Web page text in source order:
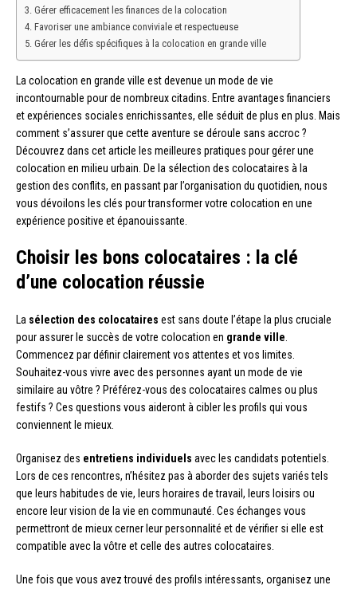
Gérer efficacement les finances de la colocation
Favoriser une ambiance conviviale et respectueuse
Gérer les défis spécifiques à la colocation en grande ville
La colocation en grande ville est devenue un mode de vie
incontournable pour de nombreux citadins. Entre avantages financiers
et expériences sociales enrichissantes, elle séduit de plus en plus. Mais
comment s’assurer que cette aventure se déroule sans accroc ?
Découvrez dans cet article les meilleures pratiques pour gérer une
colocation en milieu urbain. De la sélection des colocataires à la
gestion des conflits, en passant par l’organisation du quotidien, nous
vous dévoilons les clés pour transformer votre colocation en une
expérience positive et épanouissante.
Choisir les bons colocataires : la clé
d’une colocation réussie
La sélection des colocataires est sans doute l’étape la plus cruciale
pour assurer le succès de votre colocation en grande ville
Commencez par définir clairement vos attentes et vos limites.
Souhaitez-vous vivre avec des personnes ayant un mode de vie
similaire au vôtre ? Préférez-vous des colocataires calmes ou plus
festifs ? Ces questions vous aideront à cibler les profils qui vous
conviennent le mieux.
Organisez des entretiens individuels avec les candidats potentiels.
Lors de ces rencontres, n’hésitez pas à aborder des sujets variés tels
que leurs habitudes de vie, leurs horaires de travail, leurs loisirs ou
encore leur vision de la vie en communauté. Ces échanges vous
permettront de mieux cerner leur personnalité et de vérifier si elle est
compatible avec la vôtre et celle des autres colocataires.
Une fois que vous avez trouvé des profils intéressants, organisez une